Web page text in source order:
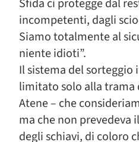
Sfida ci protegge dal
incompetenti, dagli
Siamo totalmente al
niente idioti”.
Il sistema del sorteggio
limitato solo alla trama
Atene – che
ma che non prevedeva
degli schiavi, di coloro